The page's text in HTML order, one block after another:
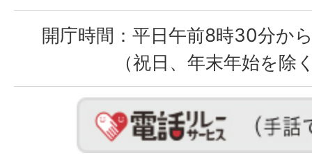
開庁時間： 平日午前8時30分か
（祝日、年末年始を除